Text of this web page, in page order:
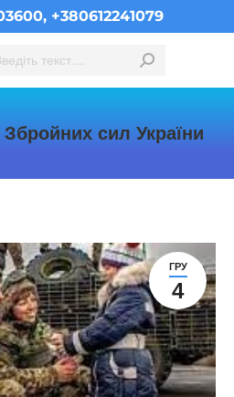
+380612241079
сил України
ГРУ
4